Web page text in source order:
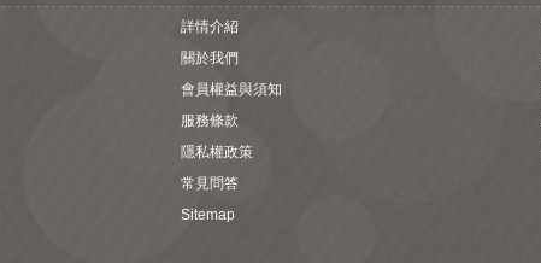
詳情介紹
關於我們
會員權益與須知
服務條款
隱私權政策
常見問答
Sitemap